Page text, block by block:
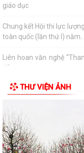
sơ thủ tục ngoài giờ hành
năm 2026
bỏ lĩnh vực hội nghị, hội
Thông báo lịch công tác
(Từ ngày 03/8/2026 đến
Lãi suất mới áp dụng
từ ngày 05/8/2026
THƯ VIỆN ẢNH